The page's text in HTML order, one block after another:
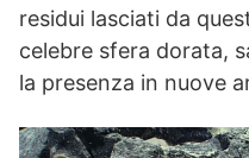
residui lasciati da
celebre sfera dorata,
la presenza in nuove